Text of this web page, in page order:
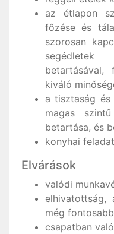
az étlapon
főzése és
szorosan
betartásával,
kiváló
a tisztaság és
magas
betartása, és
konyhai
Elvárások
valódi
elhivatottság,
még
csapatban